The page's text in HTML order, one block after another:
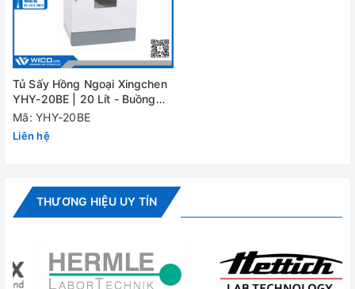
(NW/ GW)
Nguồn điện 220V - 50Hz
Đánh giá
Tủ Sấy Hồng Ngoại Xingchen
YHY-20BE | 20 Lít - Buồng
Inox
Mã: YHY-20BE
Liên hệ
THƯƠNG HIỆU UY TÍN